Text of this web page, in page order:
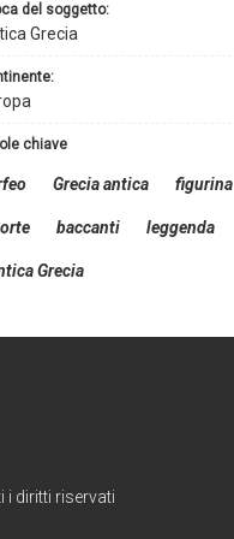
del soggetto:
Grecia
chiave
Grecia antica figurina
baccanti leggenda
Grecia
i diritti riservati